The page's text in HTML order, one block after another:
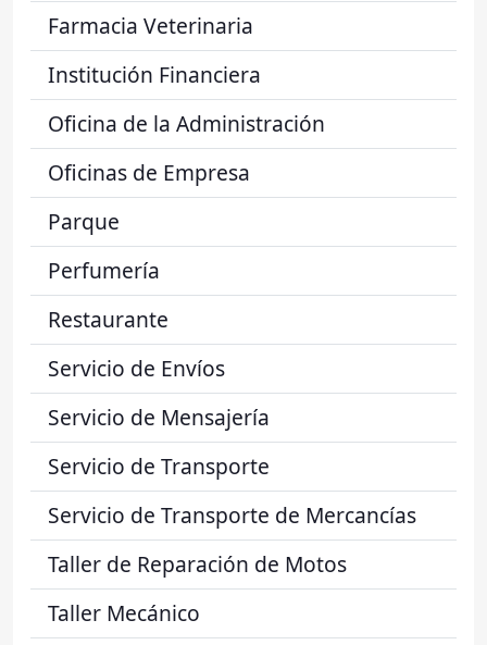
Farmacia Veterinaria
Institución Financiera
Oficina de la Administración
Oficinas de Empresa
Parque
Perfumería
Restaurante
Servicio de Envíos
Servicio de Mensajería
Servicio de Transporte
Servicio de Transporte de Mercancías
Taller de Reparación de Motos
Taller Mecánico